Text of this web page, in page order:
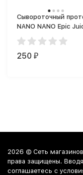
Сывороточный
NANO NANO Epic
(пищевой порошок)
25g. (25 г)
250 ₽
2026 © Сеть
права защищены.
соглашаетесь c